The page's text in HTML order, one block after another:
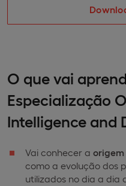
O que vai
Especialização
Intelligence and
Vai conhecer a origem
como a evolução dos
utilizados no dia a dia